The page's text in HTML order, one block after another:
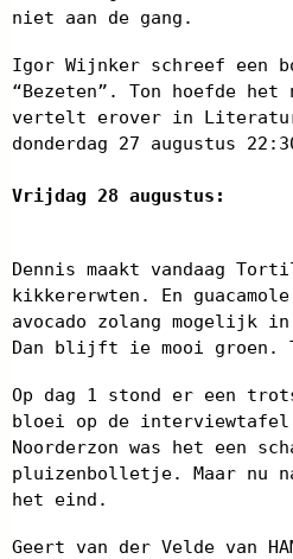
niet aan de gang.
Igor Wijnker schreef een
“Bezeten”. Ton hoefde
vertelt erover in
donderdag 27 augustus
Vrijdag 28 augustus:
Dennis maakt vandaag
kikkererwten. En
avocado zolang mogelijk
Dan blijft ie mooi groen.
Op dag 1 stond er een
bloei op de interviewtafel.
Noorderzon was het een
pluizenbolletje. Maar nu
het eind.
Geert van der Velde van